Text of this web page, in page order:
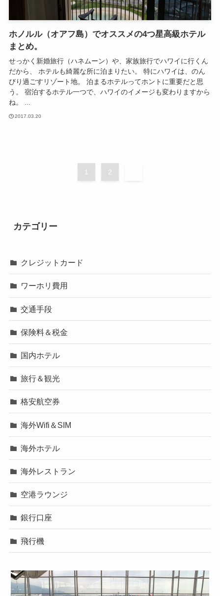
ホノルル（オアフ島）でオススメの4つ星高級ホテル
まとめ。
せっかく新婚旅行（ハネムーン）や、家族旅行でハワイに行くん
だから、 ホテルも綺麗な所に泊まりたい。 特にハワイは、のん
びり過ごすリゾート地。 泊まるホテルってホントに重要だと思
う。 宿泊するホテル一つで、ハワイのイメージも変わりますから
ね。 ...
2017.03.20
1 2
カテゴリー
クレジットカード
ワーホリ費用
交通手段
保険料＆税金
国内ホテル
旅行＆観光
格安航空券
海外Wifi＆SIM
海外ホテル
海外レストラン
空港ラウンジ
銀行口座
飛行機